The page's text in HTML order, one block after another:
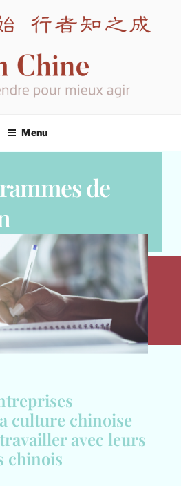
Menu
de
culture chinoise
avec leurs
chinois